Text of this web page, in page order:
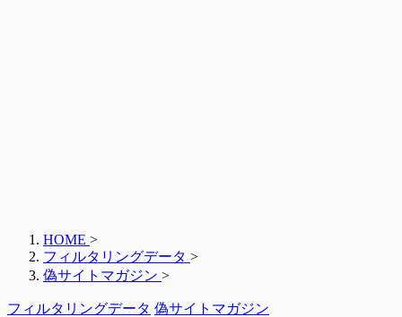
HOME >
フィルタリングデータ >
偽サイトマガジン >
フィルタリングデータ 偽サイトマガジン